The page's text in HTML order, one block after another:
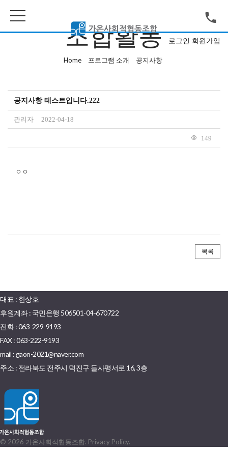
로그인 회원가입
조합활동
Home 프로그램 소개 공지사항
공지사항 테스트입니다.222
관리자 2022-04-18
149
ㅇㅇ
목록
대표 : 한상호
후원계좌 : 국민은행 506501-04-670722
전화 : 063-229-9193
FAX : 063-222-9193
mail : gaon-2021@naver.com
주소 : 전라북도 전주시 덕진구 들사평서로 16, 3층
© 2026 가온사회적협동조합. Privacy Policy.